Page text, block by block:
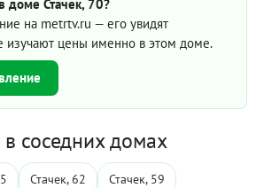
доме Стачек, 70?
на metrtv.ru — его увидят
изучают цены именно в этом доме.
соседних домах
Стачек, 62 Стачек, 59